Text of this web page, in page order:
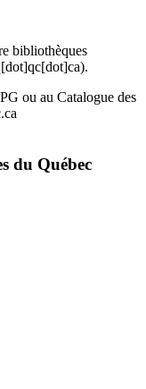
bibliothèques
.
ou au Catalogue des
du Québec